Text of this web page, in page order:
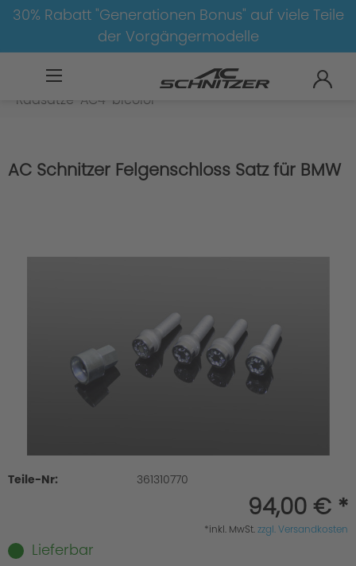
30% Rabatt "Generationen Bonus" auf viele Teile
der Vorgängermodelle
Z4-G29
Radsätze-AC4-bicolor
AC Schnitzer Felgenschloss Satz für BMW
Teile-Nr: 361310770
94,00 € *
*inkl. MwSt.zzgl. Versandkosten
Lieferbar